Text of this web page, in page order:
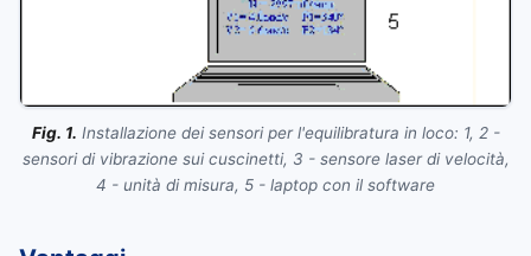
Fig. 1. Installazione dei sensori per l'equilibratura in loco: 1, 2 -
sensori di vibrazione sui cuscinetti, 3 - sensore laser di velocità,
4 - unità di misura, 5 - laptop con il software